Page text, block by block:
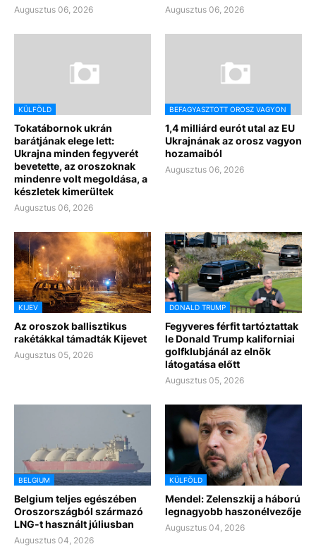
Augusztus 06, 2026 Augusztus 06, 2026
KÜLFÖLD
Tokatábornok ukrán
barátjának elege lett:
Ukrajna minden fegyverét
bevetette, az oroszoknak
mindenre volt megoldása, a
készletek kimerültek
Augusztus 06, 2026
BEFAGYASZTOTT OROSZ VAGYON
1,4 milliárd eurót utal az EU
Ukrajnának az orosz vagyon
hozamaiból
Augusztus 06, 2026
KIJEV
Az oroszok ballisztikus
rakétákkal támadták Kijevet
Augusztus 05, 2026
DONALD TRUMP
Fegyveres férfit tartóztattak
le Donald Trump kaliforniai
golfklubjánál az elnök
látogatása előtt
Augusztus 05, 2026
BELGIUM
Belgium teljes egészében
Oroszországból származó
LNG-t használt júliusban
Augusztus 04, 2026
KÜLFÖLD
Mendel: Zelenszkij a háború
legnagyobb haszonélvezője
Augusztus 04, 2026